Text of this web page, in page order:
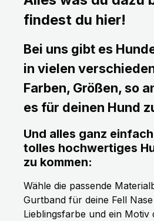
findest du hier!
Bei uns gibt es
in vielen
Farben, Größen, so
es für deinen Hund
Und alles ganz
tolles hochwertiges
zu kommen:
Wähle die passende
Gurtband für deine Fell
Lieblingsfarbe und ein Motiv